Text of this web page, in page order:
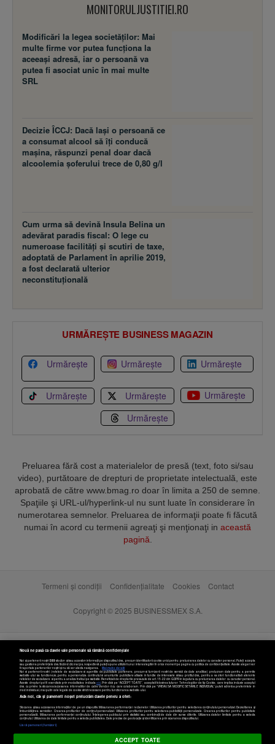
MONITORULJUSTITIEI.RO
Modificări la legea societăţilor: Mai
multe firme vor putea funcţiona la
aceeaşi adresă, iar o persoană va
putea fi asociat unic în mai multe
SRL
Decizie ÎCCJ: Dacă laşi o persoană ce
a consumat alcool să îţi conducă
maşina, răspunzi penal doar dacă
alcoolemia şoferului trece de 0,80 g/l
Cum urma să devină Insula Belina un
adevărat paradis fiscal: O lege cu
numeroase facilităţi şi scutiri de taxe,
adoptată de Parlament în aprilie 2019,
a fost declarată ulterior
neconstituţională
URMĂREȘTE BUSINESS MAGAZIN
Urmărește Urmărește Urmărește
Urmărește Urmărește
Urmărește
Urmărește
Preluarea fără cost a materialelor de presă (text, foto si/sau
video), purtătoare de drepturi de proprietate intelectuală, este
aprobată de către www.bmag.ro doar în limita a 250 de semne.
Spaţiile şi URL-ul/hyperlink-ul nu sunt luate în considerare în
numerotarea semnelor. Preluarea de informaţii poate fi făcută
numai în acord cu termenii agreaţi şi menţionaţi in această
pagină.
Termeni și condiții Confidențialitate Cookies Contact
Copyright © 2025 BUSINESSMEX S.A.
Setări cookies
Nouă ne pasă ca datele tale personale să rămână confidențiale
Noi și partenerii noștri589stocăm și/sau accesăm informații pe dispozitivul dvs., precum identificatorii cookie unici pentru prelucrarea datelor cu caracter personal. Puteți accepta
sau gestiona preferințele dvs. făcând clic mai jos, respectiv vă puteți opune utilizării unui interes legitim în orice moment pe pagina cu politica de confidențialitate. Aceste alegeri vor
fi raportate partenerilor noștri și nu vă vor afecta navigarea.
Mai multe detalii
Noi si partenerii nostri (retelele de socializare si agentiile de publicitate partenere, precum si furnizorii nostri de servicii de date analitice) prelucram date pentru a permite
website-ului sa functioneze, pentru a personaliza continutul si anunturile publicitare afisate in functie de interesele si/sau profilul dvs., pentru a va oferi functionalitati aferente
retelelor de socializare si pentru a analiza traficul pe website. Beneficiati de drepturile prevazute de art. 15-22 din GDPR in legatura cu prelucrarea datelor cu caracter personal.
Aceste drepturi pot fi exercitate prin modalitatea indicataaici. Prin click pe “ACCEPT TOATE”, acceptati folosirea tuturor Tehnologiilor de tip Cookie, care implica inclusiv acceptul
dvs. cu privire la stocarea/accesarea informatiilor de catre Vendor-ii cu care colaboram. Prin click pe “VREAU SA MODIFIC SETARILE INDIVIDUAL” puteti schimba preferintele in
mod individual, mai putin cele legate de cookie strict necesare pentru functionarea website-ului.
Atât noi, cât și partenerii noștri prelucrăm datele pentru a oferi:
Stocarea și/sau accesarea informațiilor de pe un dispozitiv. Măsurarea performanței reclamelor. Utilizarea profilurilor pentru selectarea conținutului personalizat. Dezvoltarea și
îmbunătățirea serviciilor. Crearea profilurilor de conținut personalizat. Utilizarea profilurilor pentru selectarea publicității personalizate. Crearea profilurilor pentru publicitate
personalizată. Măsurarea performanței conținutului. Înțelegerea publicului prin statistici sau combinații de date din surse diferite. Utilizarea datelor limitate pentru a selecta
conținutul. Utilizarea de date limitate pentru a selecta publicitatea. Date precise de geolocație și identificarea prin scanarea dispozitivului.
Listă parteneri (furnizori)
ACCEPT TOATE